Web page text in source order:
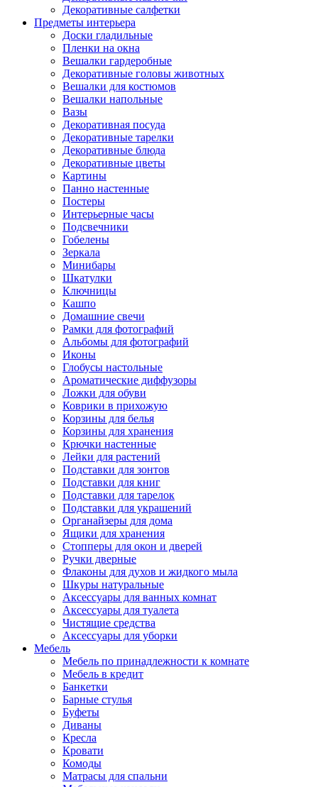
Декоративные салфетки
Предметы интерьера
Доски гладильные
Пленки на окна
Вешалки гардеробные
Декоративные головы животных
Вешалки для костюмов
Вешалки напольные
Вазы
Декоративная посуда
Декоративные тарелки
Декоративные блюда
Декоративные цветы
Картины
Панно настенные
Постеры
Интерьерные часы
Подсвечники
Гобелены
Зеркала
Минибары
Шкатулки
Ключницы
Кашпо
Домашние свечи
Рамки для фотографий
Альбомы для фотографий
Иконы
Глобусы настольные
Ароматические диффузоры
Ложки для обуви
Коврики в прихожую
Корзины для белья
Корзины для хранения
Крючки настенные
Лейки для растений
Подставки для зонтов
Подставки для книг
Подставки для тарелок
Подставки для украшений
Органайзеры для дома
Ящики для хранения
Стопперы для окон и дверей
Ручки дверные
Флаконы для духов и жидкого мыла
Шкуры натуральные
Аксессуары для ванных комнат
Аксессуары для туалета
Чистящие средства
Аксессуары для уборки
Мебель
Мебель по принадлежности к комнате
Мебель в кредит
Банкетки
Барные стулья
Буфеты
Диваны
Кресла
Кровати
Комоды
Матрасы для спальни